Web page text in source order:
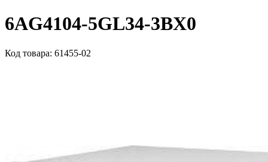
6AG4104-5GL34-3BX0
Код товара: 61455-02